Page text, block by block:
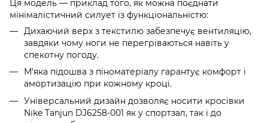
Ця модель — приклад того, як можна поєднати
мінімалістичний силует із функціональністю:
Дихаючий верх з текстилю забезпечує вентиляцію,
завдяки чому ноги не перегріваються навіть у
спекотну погоду.
М’яка підошва з піноматеріалу гарантує комфорт і
амортизацію при кожному кроці.
Універсальний дизайн дозволяє носити кросівки
Nike Tanjun DJ6258-001 як у спортзал, так і до